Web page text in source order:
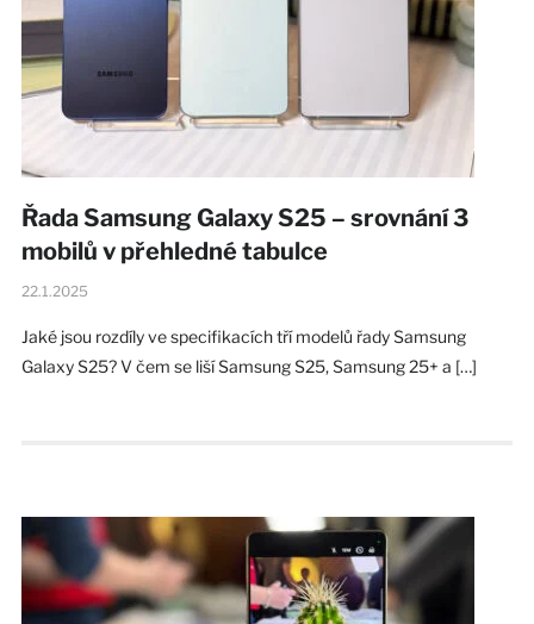
Řada Samsung Galaxy S25 – srovnání 3
mobilů v přehledné tabulce
22.1.2025
Jaké jsou rozdíly ve specifikacích tří modelů řady Samsung
Galaxy S25? V čem se liší Samsung S25, Samsung 25+ a […]